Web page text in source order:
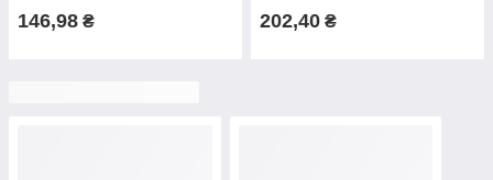
146,98 ₴ 202,40 ₴